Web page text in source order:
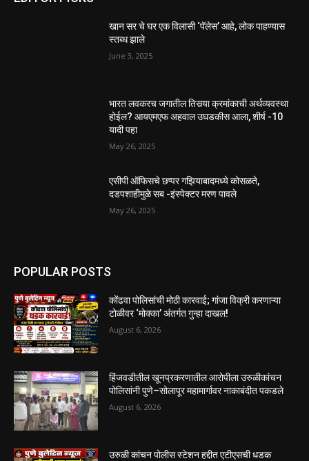
खान सर चे घर एक विलासी ‘पॅलेस’ आहे, लोक पाहण्यास
स्तब्ध झाले
June 3, 2025
भारत लवकरच जगातील तिसर्‍या क्रमांकाची अर्थव्यवस्था
होईल? आयएमएफ अहवाल उघडकीस आला, शीर्ष -10
यादी पहा
May 26, 2025
एसीपी ऑफिसचे छप्पर गझियाबादमध्ये कोसळते,
दडपशाहीमुळे सब -इंस्पेक्टर मरण पावले
May 26, 2025
POPULAR POSTS
कोंढवा पोलिसांची मोठी कारवाई; गांजा विक्री करणाऱ्या
टोळीवर ‘मोक्का’ अंतर्गत गुन्हा दाखल!
August 6, 2026
हिंजवडीतील खूनप्रकरणातील आरोपीला उरुळीकांचन
पोलिसांनी पुणे–सोलापूर महामार्गावर नाकाबंदीत पकडले
August 6, 2026
उरुळी कांचन पोलीस स्टेशन हद्दीत एटीएसची धडक